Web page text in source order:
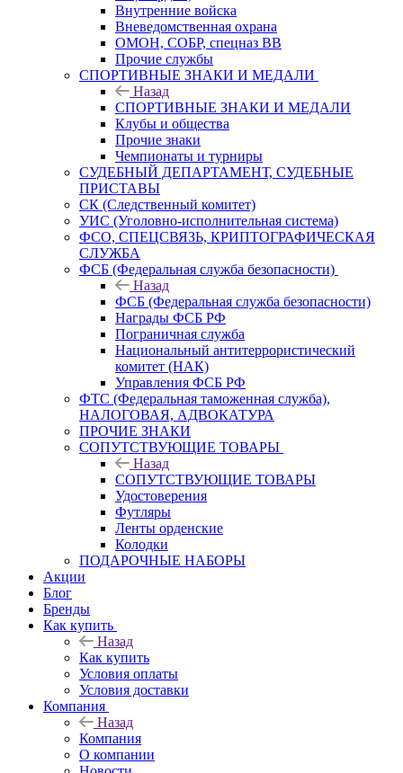
Внутренние войска
Вневедомственная охрана
ОМОН, СОБР, спецназ ВВ
Прочие службы
СПОРТИВНЫЕ ЗНАКИ И МЕДАЛИ
Назад
СПОРТИВНЫЕ ЗНАКИ И МЕДАЛИ
Клубы и общества
Прочие знаки
Чемпионаты и турниры
СУДЕБНЫЙ ДЕПАРТАМЕНТ, СУДЕБНЫЕ
ПРИСТАВЫ
СК (Следственный комитет)
УИС (Уголовно-исполнительная система)
ФСО, СПЕЦСВЯЗЬ, КРИПТОГРАФИЧЕСКАЯ
СЛУЖБА
ФСБ (Федеральная служба безопасности)
Назад
ФСБ (Федеральная служба безопасности)
Награды ФСБ РФ
Пограничная служба
Национальный антитеррористический
комитет (НАК)
Управления ФСБ РФ
ФТС (Федеральная таможенная служба),
НАЛОГОВАЯ, АДВОКАТУРА
ПРОЧИЕ ЗНАКИ
СОПУТСТВУЮЩИЕ ТОВАРЫ
Назад
СОПУТСТВУЮЩИЕ ТОВАРЫ
Удостоверения
Футляры
Ленты орденские
Колодки
ПОДАРОЧНЫЕ НАБОРЫ
Акции
Блог
Бренды
Как купить
Назад
Как купить
Условия оплаты
Условия доставки
Компания
Назад
Компания
О компании